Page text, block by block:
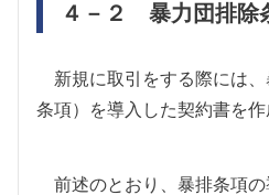
４－２ 暴力団排除
新規に取引をする際には
条項）を導入した契約書を作
前述のとおり、暴排条項の